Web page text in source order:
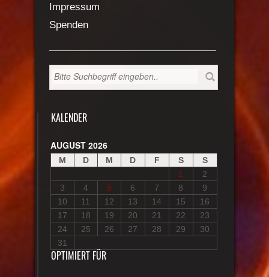
Impressum
Spenden
KALENDER
AUGUST 2026
M D M D F S
S
1
2
3
4 5 6 7 8
9
10
11 12 13 14 15
16
17
18 19 20 21 22
23
24
25 26 27 28 29
30
31
OPTIMIERT FÜR